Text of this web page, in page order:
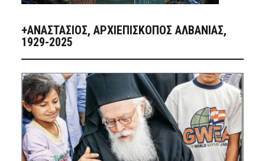
+ΑΝΑΣΤΆΣΙΟΣ, ΑΡΧΙΕΠΊΣΚΟΠΟΣ ΑΛΒΑΝΊΑΣ,
1929-2025